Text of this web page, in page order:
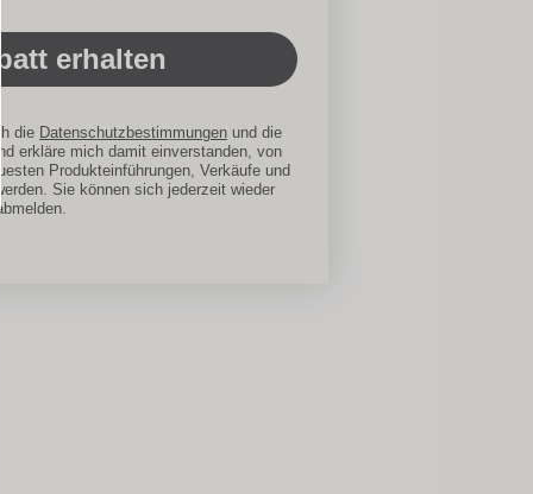
erhalten
die Datenschutzbestimmungen und die
erkläre mich damit einverstanden, von
Produkteinführungen, Verkäufe und
Sie können sich jederzeit wieder
abmelden.